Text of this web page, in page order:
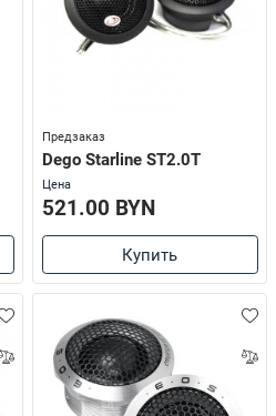
Предзаказ
Dego Starline ST2.0T
Цена
521.00 BYN
Купить